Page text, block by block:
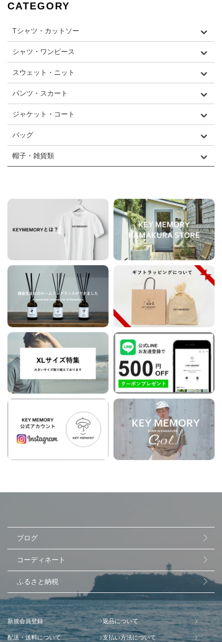
CATEGORY
Tシャツ・カットソー
シャツ・ワンピース
スウェット・ニット
パンツ・スカート
ジャケット・コート
バッグ
帽子・雑貨類
ブログ
コーディネート
ふるさと納税
新規会員登録 返品について
配送・送料について 支払い方法について